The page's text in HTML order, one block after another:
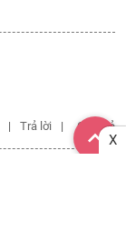
Trả lời Chia sẻ
X